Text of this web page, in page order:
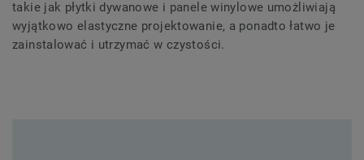
takie jak płytki dywanowe i panele winylowe umożliwiają
wyjątkowo elastyczne projektowanie, a ponadto łatwo je
zainstalować i utrzymać w czystości.